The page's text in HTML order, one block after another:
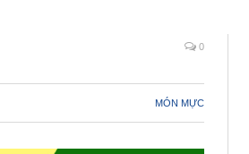
0
MÓN MỰC